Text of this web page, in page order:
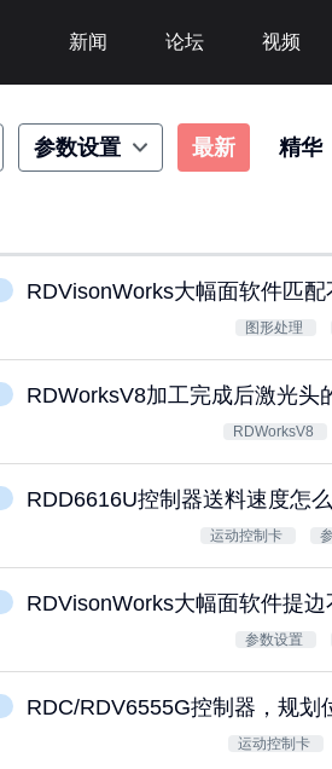
新闻 论坛 视频
参数设置 最新 精华
RDVisonWorks大幅面软件匹配
图形处理
RDWorksV8加工完成后激光头
RDWorksV8
RDD6616U控制器送料速度怎
运动控制卡
RDVisonWorks大幅面软件提
参数设置
RDC/RDV6555G控制器，规划
运动控制卡